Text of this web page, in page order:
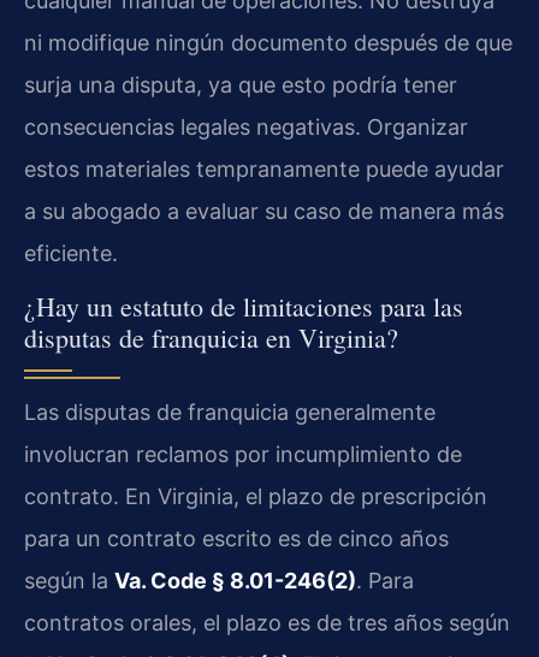
ni modifique ningún documento después de que
surja una disputa, ya que esto podría tener
consecuencias legales negativas. Organizar
estos materiales tempranamente puede ayudar
a su abogado a evaluar su caso de manera más
eficiente.
¿Hay un estatuto de limitaciones para las
disputas de franquicia en Virginia?
Las disputas de franquicia generalmente
involucran reclamos por incumplimiento de
contrato. En Virginia, el plazo de prescripción
para un contrato escrito es de cinco años
según la Va. Code § 8.01-246(2). Para
contratos orales, el plazo es de tres años según